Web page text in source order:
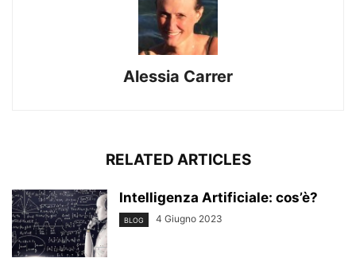
Alessia Carrer
RELATED ARTICLES
Intelligenza Artificiale: cos’è?
BLOG 4 Giugno 2023